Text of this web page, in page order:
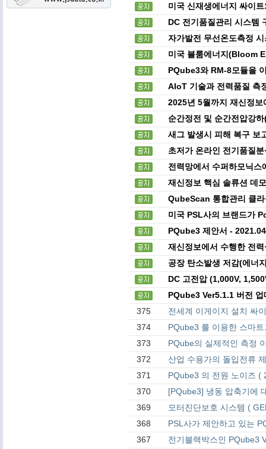
미국 신재생에너지 싸이
DC 전기품질관리 시스템
자가발전 무선온도측정
미국 블룸에너지(Bloom
PQube3와 RM-8모듈을
AIoT 기술과 전력품질 측
2025년 5월까지 재신정
순간정전 및 순간전압강
새그 발생시 피해 복구 보
초저가 온라인 전기품질
전력망에서 수퍼하모닉
재신정보 핵심 솔류션 데
QubeScan 통합관리 클
미국 PSL사의 브랜드가
PQube3 제안서 -
재신정보에서 수행한 전
공장 탄소발생 저감(에너
DC 고전압 (1,000V,
PQube3 Ver5.1.1 버전
375
전세계 이게이지 설치 싸
374
PQube3 를 이용한 스마
373
PQube의 실제적인 측정
372
산업 수용가의 돌입전류
371
PQube3 의 전원 노이즈
370
[PQube3] 냉동 압축기에
369
모터진단보호 시스템 (
368
PSL사가 제안하고 있는
367
전기블랙박스인 PQube3